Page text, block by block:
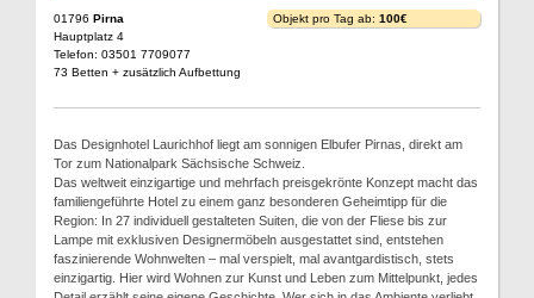
01796 Pirna
Hauptplatz 4
Telefon: 03501 7709077
73 Betten + zusätzlich Aufbettung
Objekt pro Tag ab: 100€
Das Designhotel Laurichhof liegt am sonnigen Elbufer Pirnas, direkt am
Tor zum Nationalpark Sächsische Schweiz.
Das weltweit einzigartige und mehrfach preisgekrönte Konzept macht das
familiengeführte Hotel zu einem ganz besonderen Geheimtipp für die
Region: In 27 individuell gestalteten Suiten, die von der Fliese bis zur
Lampe mit exklusiven Designermöbeln ausgestattet sind, entstehen
faszinierende Wohnwelten – mal verspielt, mal avantgardistisch, stets
einzigartig. Hier wird Wohnen zur Kunst und Leben zum Mittelpunkt, jedes